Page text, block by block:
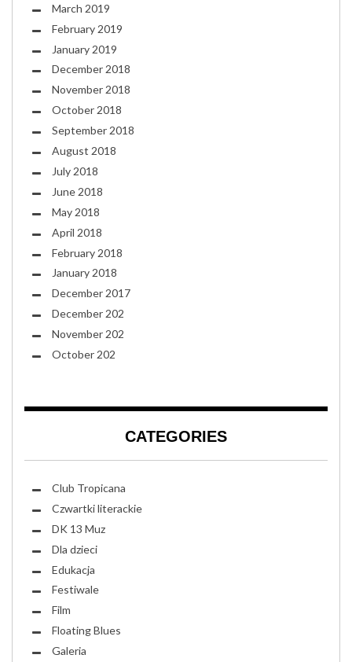
March 2019
February 2019
January 2019
December 2018
November 2018
October 2018
September 2018
August 2018
July 2018
June 2018
May 2018
April 2018
February 2018
January 2018
December 2017
December 202
November 202
October 202
CATEGORIES
Club Tropicana
Czwartki literackie
DK 13 Muz
Dla dzieci
Edukacja
Festiwale
Film
Floating Blues
Galeria